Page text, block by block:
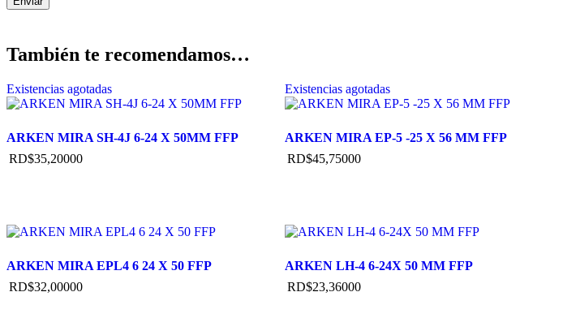
También te recomendamos…
Existencias agotadas
ARKEN MIRA SH-4J 6-24 X 50MM FFP
RD$35,20000
Existencias agotadas
ARKEN MIRA EP-5 -25 X 56 MM FFP
RD$45,75000
ARKEN MIRA EPL4 6 24 X 50 FFP
RD$32,00000
ARKEN LH-4 6-24X 50 MM FFP
RD$23,36000